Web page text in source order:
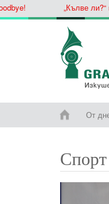
„Кълве ли?“
От
Спорт